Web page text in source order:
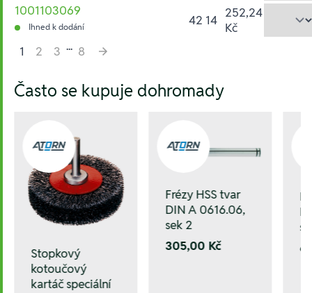
1001103069
Ihned k dodání 42 14 252,24
Kč
1
2 3 ... 8
Často se kupuje dohromady
Stopkový
kotoučový
kartáč speciální
Frézy HSS tvar
DIN A 0616.06,
sek 2
305,00 Kč